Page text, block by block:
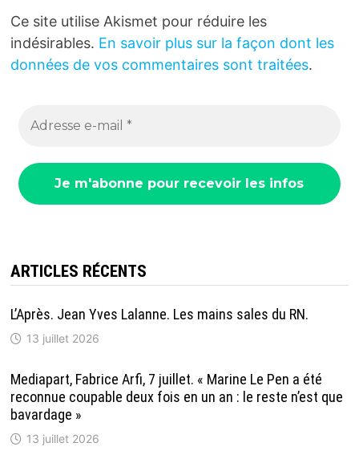
Ce site utilise Akismet pour réduire les
indésirables. En savoir plus sur la façon dont les
données de vos commentaires sont traitées.
ARTICLES RÉCENTS
L’Après. Jean Yves Lalanne. Les mains sales du RN.
13 juillet 2026
Mediapart, Fabrice Arfi, 7 juillet. « Marine Le Pen a été
reconnue coupable deux fois en un an : le reste n’est que
bavardage »
13 juillet 2026